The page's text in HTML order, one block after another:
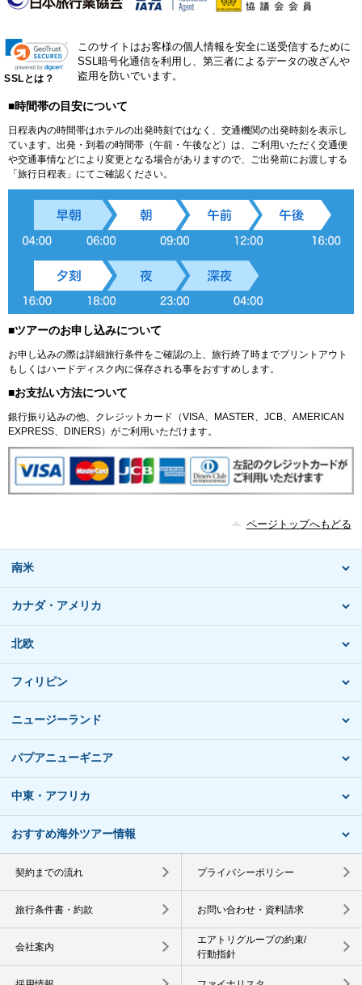
SSLとは？
このサイトはお客様の個人情報を安全に送受信するために
SSL暗号化通信を利用し、第三者によるデータの改ざんや
盗用を防いでいます。
■時間帯の目安について
日程表内の時間帯はホテルの出発時刻ではなく、交通機関の出発時刻を表示し
ています。出発・到着の時間帯（午前・午後など）は、ご利用いただく交通便
や交通事情などにより変更となる場合がありますので、ご出発前にお渡しする
「旅行日程表」にてご確認ください。
■ツアーのお申し込みについて
お申し込みの際は詳細旅行条件をご確認の上、旅行終了時までプリントアウト
もしくはハードディスク内に保存される事をおすすめします。
■お支払い方法について
銀行振り込みの他、クレジットカード（VISA、MASTER、JCB、AMERICAN
EXPRESS、DINERS）がご利用いただけます。
ページトップへもどる
南米
カナダ・アメリカ
北欧
フィリピン
ニュージーランド
パプアニューギニア
中東・アフリカ
おすすめ海外ツアー情報
契約までの流れ プライバシーポリシー
旅行条件書・約款 お問い合わせ・資料請求
会社案内
エアトリグループの約束/
行動指針